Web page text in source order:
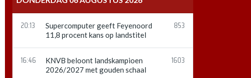
20:13
Supercomputer geeft Feyenoord
11,8 procent kans op landstitel
853
16:46
KNVB beloont landskampioen
2026/2027 met gouden schaal
1603